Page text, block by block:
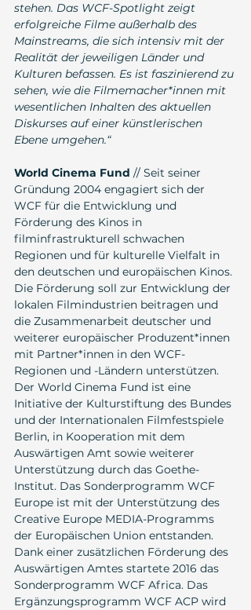
stehen. Das WCF-Spotlight zeigt
erfolgreiche Filme außerhalb des
Mainstreams, die sich intensiv mit der
Realität der jeweiligen Länder und
Kulturen befassen. Es ist faszinierend zu
sehen, wie die Filmemacher*innen mit
wesentlichen Inhalten des aktuellen
Diskurses auf einer künstlerischen
Ebene umgehen.“
World Cinema Fund // Seit seiner
Gründung 2004 engagiert sich der
WCF für die Entwicklung und
Förderung des Kinos in
filminfrastrukturell schwachen
Regionen und für kulturelle Vielfalt in
den deutschen und europäischen Kinos.
Die Förderung soll zur Entwicklung der
lokalen Filmindustrien beitragen und
die Zusammenarbeit deutscher und
weiterer europäischer Produzent*innen
mit Partner*innen in den WCF-
Regionen und -Ländern unterstützen.
Der World Cinema Fund ist eine
Initiative der Kulturstiftung des Bundes
und der Internationalen Filmfestspiele
Berlin, in Kooperation mit dem
Auswärtigen Amt sowie weiterer
Unterstützung durch das Goethe-
Institut. Das Sonderprogramm WCF
Europe ist mit der Unterstützung des
Creative Europe MEDIA-Programms
der Europäischen Union entstanden.
Dank einer zusätzlichen Förderung des
Auswärtigen Amtes startete 2016 das
Sonderprogramm WCF Africa. Das
Ergänzungsprogramm WCF ACP wird